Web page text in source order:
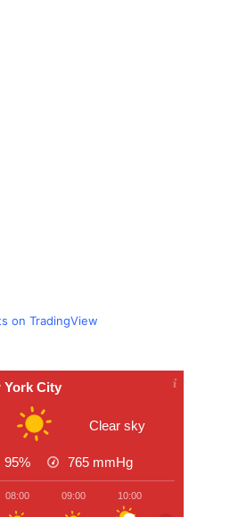
on TradingView
York City
Clear sky
95% 765 mmHg
08:00 09:00 10:00